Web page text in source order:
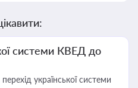
системи КВЕД до
української системи